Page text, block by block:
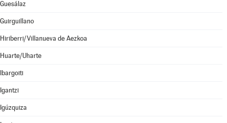
Guesálaz
Guirguillano
Hiriberri/Villanueva de Aezkoa
Huarte/Uharte
Ibargoiti
Igantzi
Igúzquiza